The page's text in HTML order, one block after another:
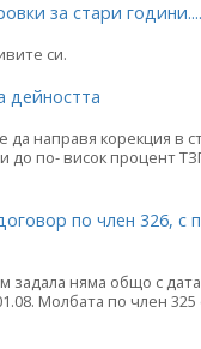
за стари години....
си.
дейността
да направя корекция в
до по- висок процент
по член 326, с
задала няма общо с
Молбата по член